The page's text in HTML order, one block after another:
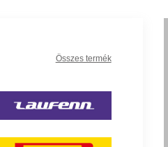
Összes termék